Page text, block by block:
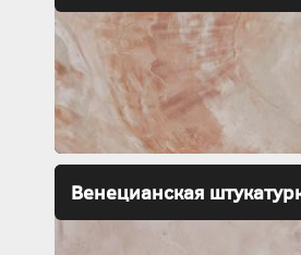
Венецианская